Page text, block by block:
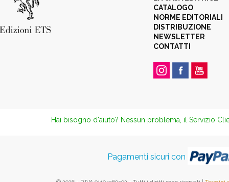
CATALOGO
NORME EDITORIALI
DISTRIBUZIONE
NEWSLETTER
CONTATTI
Hai bisogno d'aiuto? Nessun problema, il Servizio
Pagamenti sicuri con